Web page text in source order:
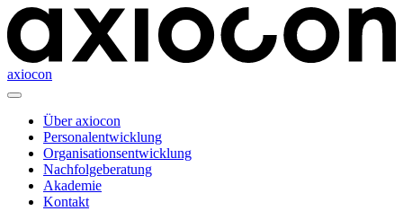
axiocon
Über axiocon
Personalentwicklung
Organisationsentwicklung
Nachfolgeberatung
Akademie
Kontakt